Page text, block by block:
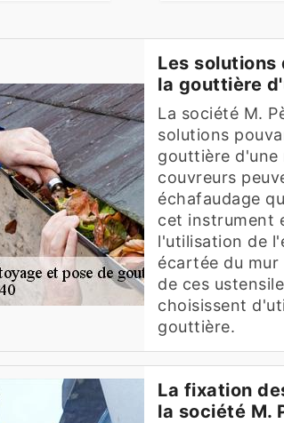
Les
la gouttière
La société M.
solutions
gouttière d'une
couvreurs
échafaudage
cet instrument
l'utilisation de
écartée du
de ces
choisissent
gouttière.
La fixation
la société M.